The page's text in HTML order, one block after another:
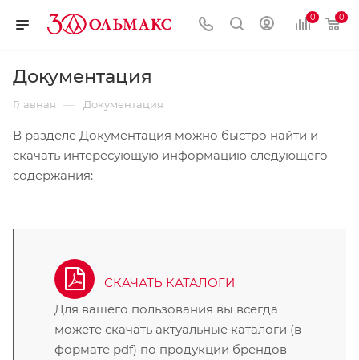
0 0
Документация
Главная — Документация
В разделе Документация можно быстро найти и
скачать интересующую информацию следующего
содержания:
СКАЧАТЬ КАТАЛОГИ
Для вашего пользования вы всегда
можете скачать актуальные каталоги (в
формате pdf) по продукции брендов